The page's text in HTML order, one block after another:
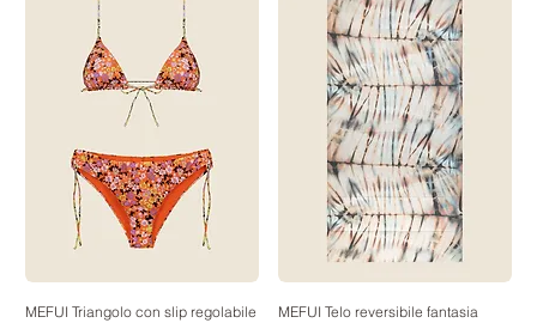
MEFUI Triangolo con slip regolabile
MEFUI Telo reversibile fantasia